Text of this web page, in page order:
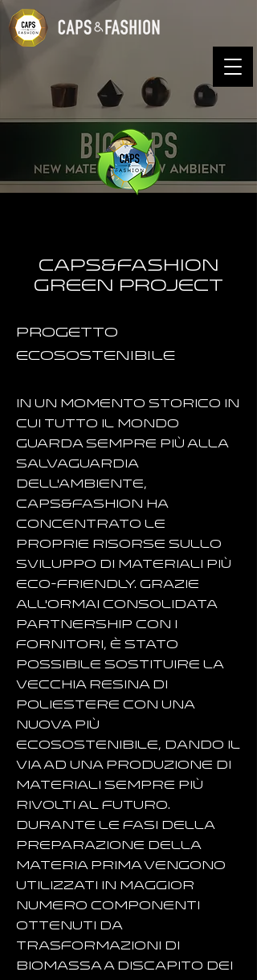
Caps&Fashion
Green Project
Progetto
ecosostenibile
In un momento storico in
cui tutto il mondo
guarda sempre più alla
salvaguardia
dell'ambiente,
Caps&Fashion ha
concentrato le
proprie risorse sullo
sviluppo di materiali più
eco-friendly. Grazie
all'ormai consolidata
partnership con i
fornitori, è stato
possibile sostituire la
vecchia resina di
poliestere con una
nuova più
ecosostenibile, dando il
via ad una produzione di
materiali sempre più
rivolti al futuro.
​Durante le fasi della
preparazione della
materia prima vengono
utilizzati in maggior
numero componenti
ottenuti da
trasformazioni di
biomassa a discapito dei